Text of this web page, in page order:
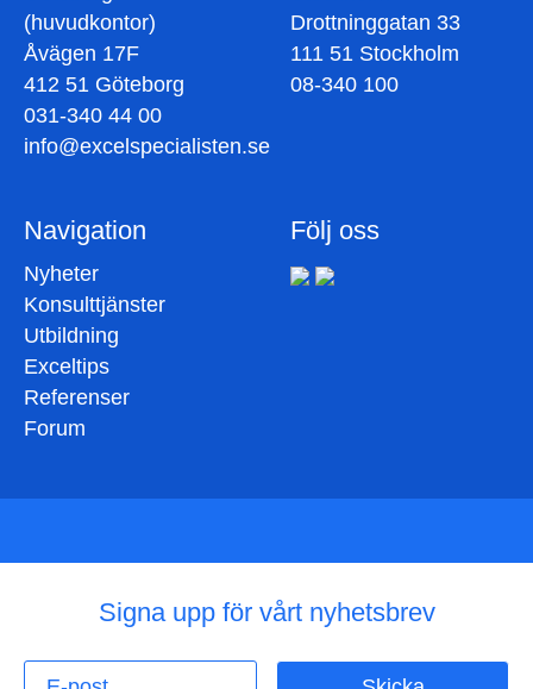
(huvudkontor)
Åvägen 17F
412 51 Göteborg
031-340 44 00
info@excelspecialisten.se
Drottninggatan 33
111 51 Stockholm
08-340 100
Navigation
Nyheter
Konsulttjänster
Utbildning
Exceltips
Referenser
Forum
Följ oss
Signa upp för vårt nyhetsbrev